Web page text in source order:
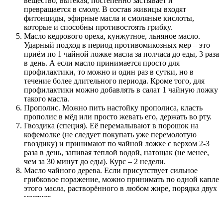
превращается в смолу. В состав живицы входят
фитонциды, эфирные масла и смоляные кислоты,
которые и способны противостоять грибку.
Масло кедрового ореха, кунжутное, льняное масло.
Ударный подход в период противомикозных мер – это
приём по 1 чайной ложке масла за полчаса до еды, 3 раза
в день. А если масло принимается просто для
профилактики, то можно и один раз в сутки, но в
течение более длительного периода. Кроме того, для
профилактики можно добавлять в салат 1 чайную ложку
такого масла.
Прополис. Можно пить настойку прополиса, класть
прополис в мёд или просто жевать его, держать во рту.
Гвоздика (специя). Её перемалывают в порошок на
кофемолке (не следует покупать уже перемолотую
гвоздику) и принимают по чайной ложке с верхом 2-3
раза в день, запивая теплой водой, натощак (не менее,
чем за 30 минут до еды). Курс – 2 недели.
Масло чайного дерева. Если присутствует сильное
грибковое поражение, можно принимать по одной капле
этого масла, растворённого в любом жире, порядка двух